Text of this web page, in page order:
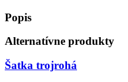
Popis
Alternatívne produkty
Šatka trojrohá